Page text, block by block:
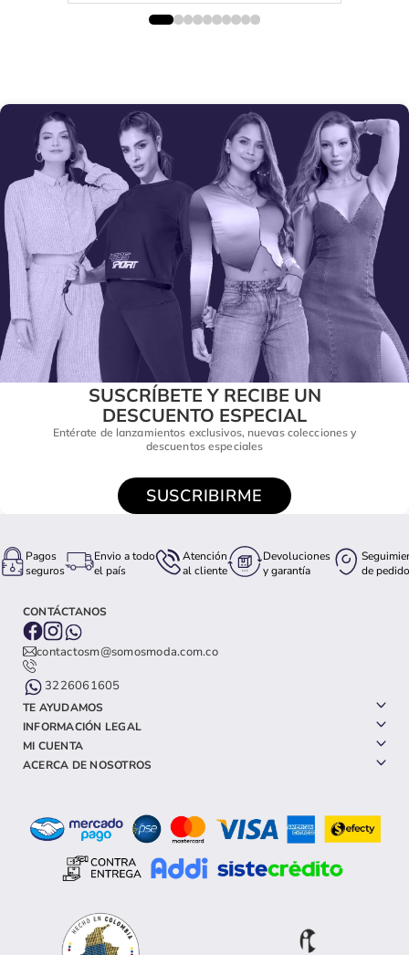
SUSCRÍBETE Y RECIBE UN
DESCUENTO ESPECIAL
Entérate de lanzamientos exclusivos, nuevas colecciones y
descuentos especiales
SUSCRIBIRME
Pagos
seguros
Envio a todo
el país
Atención
al cliente
Devoluciones
y garantía
de pedido
CONTÁCTANOS
contactosm@somosmoda.com.co
3226061605
TE AYUDAMOS
INFORMACIÓN LEGAL
MI CUENTA
ACERCA DE NOSOTROS